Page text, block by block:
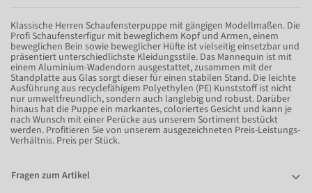
Klassische Herren Schaufensterpuppe mit gängigen Modellmaßen. Die
Profi Schaufensterfigur mit beweglichem Kopf und Armen, einem
beweglichen Bein sowie beweglicher Hüfte ist vielseitig einsetzbar und
präsentiert unterschiedlichste Kleidungsstile. Das Mannequin ist mit
einem Aluminium-Wadendorn ausgestattet, zusammen mit der
Standplatte aus Glas sorgt dieser für einen stabilen Stand. Die leichte
Ausführung aus recyclefähigem Polyethylen (PE) Kunststoff ist nicht
nur umweltfreundlich, sondern auch langlebig und robust. Darüber
hinaus hat die Puppe ein markantes, coloriertes Gesicht und kann je
nach Wunsch mit einer Perücke aus unserem Sortiment bestückt
werden. Profitieren Sie von unserem ausgezeichneten Preis-Leistungs-
Verhältnis. Preis per Stück.
Fragen zum Artikel